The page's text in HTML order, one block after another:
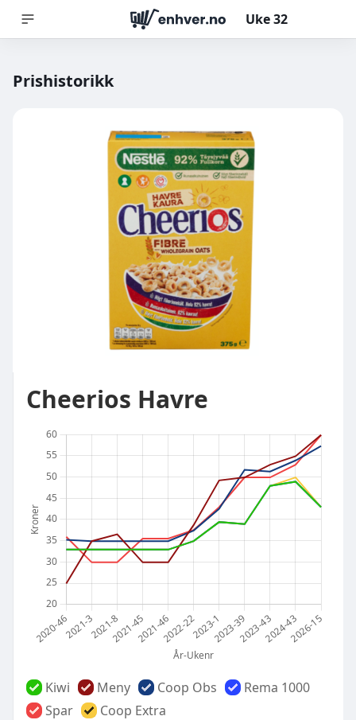
Uke32
Prishistorikk
Cheerios Havre
Kiwi Meny Coop Obs
Rema 1000
Spar
Coop Extra